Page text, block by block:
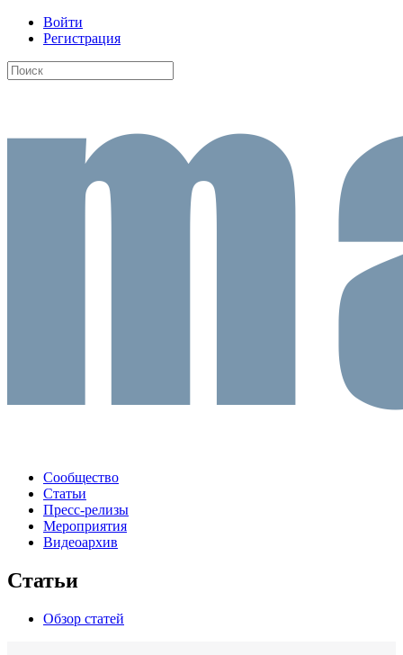
Войти
Регистрация
Сообщество
Статьи
Пресс-релизы
Мероприятия
Видеоархив
Статьи
Обзор статей